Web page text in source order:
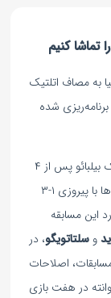
تماشا کنیم
اسپانیا به مصاف اتلتیک
به وقت محلی برنامه‌ریزی شده
همه نگاه‌ها به زمین دوخته شده، زیرا لوانته و اتلتیک بیلبائو پس از ۴
سال بار دیگر مقابل هم قرار می‌گیرند؛ دیدار قبلی آن‌ها با پیروزی ۱-۳
این مسابقه
وسلتاتویگو، در
اصلاحات
در هفت بازی